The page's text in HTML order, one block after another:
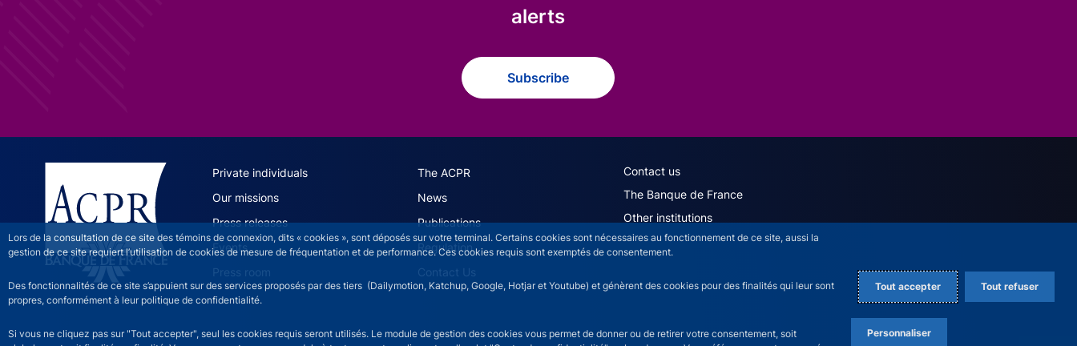
Lors de la consultation de ce site des témoins de connexion, dits « cookies », sont déposés sur votre terminal. Certains cookies sont nécessaires au fonctionnement de ce site, aussi la
gestion de ce site requiert l’utilisation de cookies de mesure de fréquentation et de performance. Ces cookies requis sont exemptés de consentement.
Des fonctionnalités de ce site s’appuient sur des services proposés par des tiers (Dailymotion, Katchup, Google, Hotjar et Youtube) et génèrent des cookies pour des finalités qui leur sont
propres, conformément à leur politique de confidentialité.
Si vous ne cliquez pas sur "Tout accepter", seul les cookies requis seront utilisés. Le module de gestion des cookies vous permet de donner ou de retirer votre consentement, soit
Tout accepter Tout refuser
Personnaliser
alerts
Subscribe
ACPR site navigation (English)
Private individuals
The ACPR
Our missions
News
Press releases
Publications
Events
Regulation
Press room
Contact Us
ACPR footer secondary menu (English)
Contact us
The Banque de France
Other institutions